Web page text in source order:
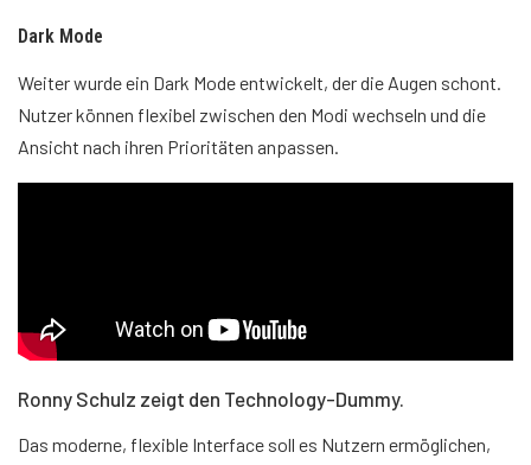
Dark Mode
Weiter wurde ein Dark Mode entwickelt, der die Augen schont.
Nutzer können flexibel zwischen den Modi wechseln und die
Ansicht nach ihren Prioritäten anpassen.
Ronny Schulz zeigt den Technology-Dummy.
Das moderne, flexible Interface soll es Nutzern ermöglichen,